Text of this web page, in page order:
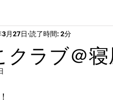
クラブ＠
月27日 読了時間: 2分